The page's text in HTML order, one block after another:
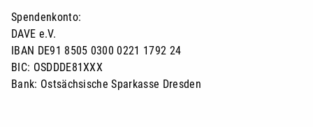
Spendenkonto:
DAVE e.V.
IBAN DE91 8505 0300 0221 1792 24
BIC: OSDDDE81XXX
Bank: Ostsächsische Sparkasse Dresden